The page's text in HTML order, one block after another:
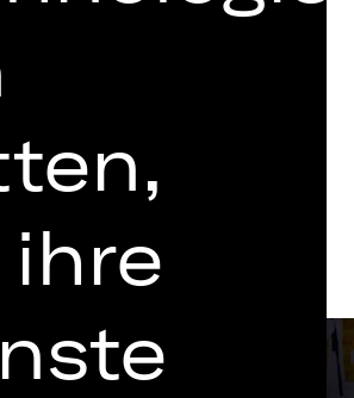
und Besetzung